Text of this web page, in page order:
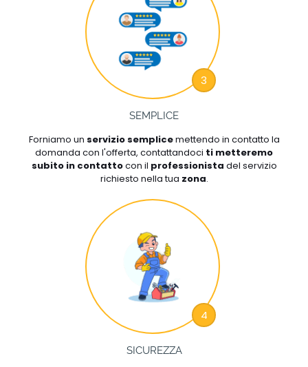
3
SEMPLICE
Forniamo un servizio semplicemettendo in contatto la
domanda con l'offerta, contattandoci ti metteremo
subito in contattocon il professionista del servizio
richiesto nella tua zona.
4
SICUREZZA